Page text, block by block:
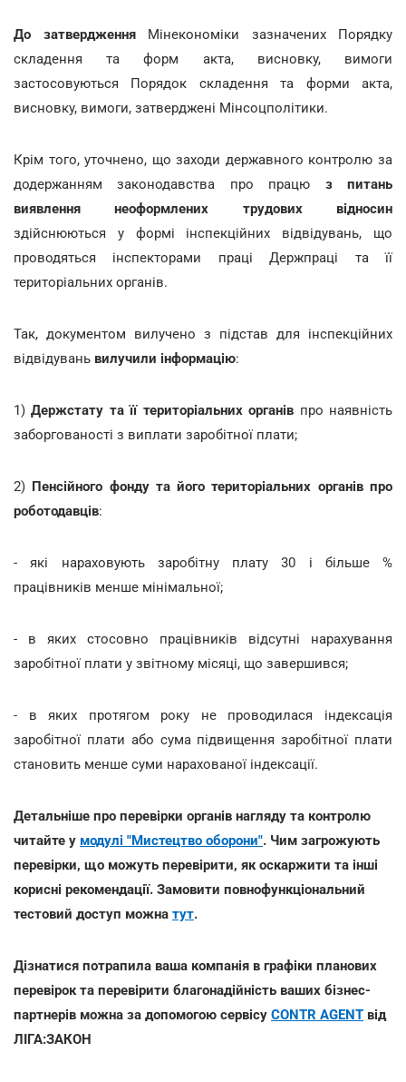
До затвердженняМінекономіки зазначених Порядку
складення та форм акта, висновку, вимоги
застосовуються Порядок складення та форми акта,
висновку, вимоги, затверджені Мінсоцполітики.
Крім того, уточнено, що заходи державного контролю за
додержанням законодавства про працю з питань
виявлення неоформлених трудових відносин
здійснюються у формі інспекційних відвідувань, що
проводяться інспекторами праці Держпраці та її
територіальних органів.
Так, документом вилучено з підстав для інспекційних
відвідувань вилучили інформацію:
1)Держстату та її територіальних органів про наявність
заборгованості з виплати заробітної плати;
2) Пенсійного фонду та його територіальних органів про
роботодавців:
- які нараховують заробітну плату 30 і більше %
працівників менше мінімальної;
- в яких стосовно працівників відсутні нарахування
заробітної плати у звітному місяці, що завершився;
- в яких протягом року не проводилася індексація
заробітної плати або сума підвищення заробітної плати
становить менше суми нарахованої індексації.
Детальніше про перевірки органів нагляду та контролю
читайте у модулі "Мистецтво оборони". Чим загрожують
перевірки, що можуть перевірити, як оскаржити та інші
корисні рекомендації. Замовити повнофункціональний
тестовий доступ можна тут.
Дізнатися потрапила ваша компанія в графіки планових
перевірок та перевірити благонадійність ваших бізнес-
партнерів можна за допомогою сервісу CONTR AGENT від
ЛІГА:ЗАКОН